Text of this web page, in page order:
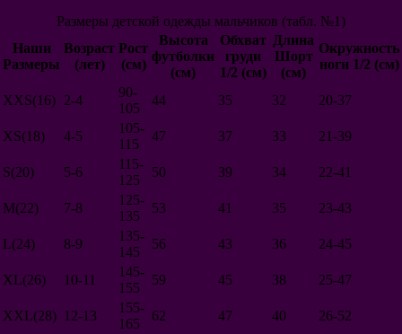
Уругвай
Хорватия
Япония
Швеция
Уэльс
Перу
Коста-Рика
Сербия
Корея
Китай
Австралия
Тунис
Сенегал
Панама
Египет
Дания
Размеры детской одежды мальчиков (табл. №1)
Наши
Размеры
Возраст
(лет)
Рост
(см)
Высота
футболки
(см)
Обхват
груди
1/2 (см)
Длина
Шорт
(см)
Окружность
ноги 1/2 (см)
XXS(16) 2-4
90-
105
44 35 32 20-37
XS(18) 4-5
105-
115
47 37 33 21-39
S(20) 5-6
115-
125
50 39 34 22-41
M(22) 7-8
125-
135
53 41 35 23-43
L(24) 8-9
135-
145
56 43 36 24-45
XL(26) 10-11
145-
155
59 45 38 25-47
XXL(28) 12-13
155-
165
62 47 40
26-52